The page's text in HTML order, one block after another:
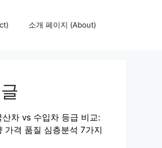
소개 페이지 (About)
산차 vs 수입차 등급 비교:
가격 품질 심층분석 7가지